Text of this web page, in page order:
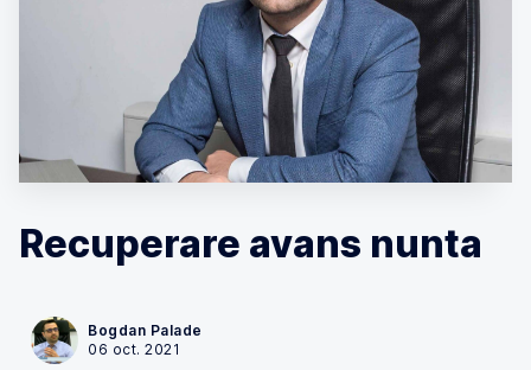
Search Avocat Bogdan Palade
Recuperare avans nunta
Bogdan Palade
06 oct. 2021